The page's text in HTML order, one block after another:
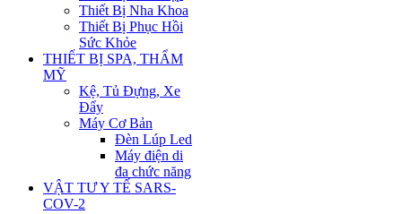
Thiết Bị Nha Khoa
Thiết Bị Phục Hồi
Sức Khỏe
THIẾT BỊ SPA, THẨM
MỸ
Kệ, Tủ Đựng, Xe
Đẩy
Máy Cơ Bản
Đèn Lúp Led
Máy điện di
đa chức năng
VẬT TƯ Y TẾ SARS-
COV-2